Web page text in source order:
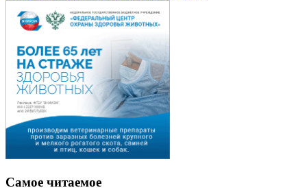
Самое читаемое